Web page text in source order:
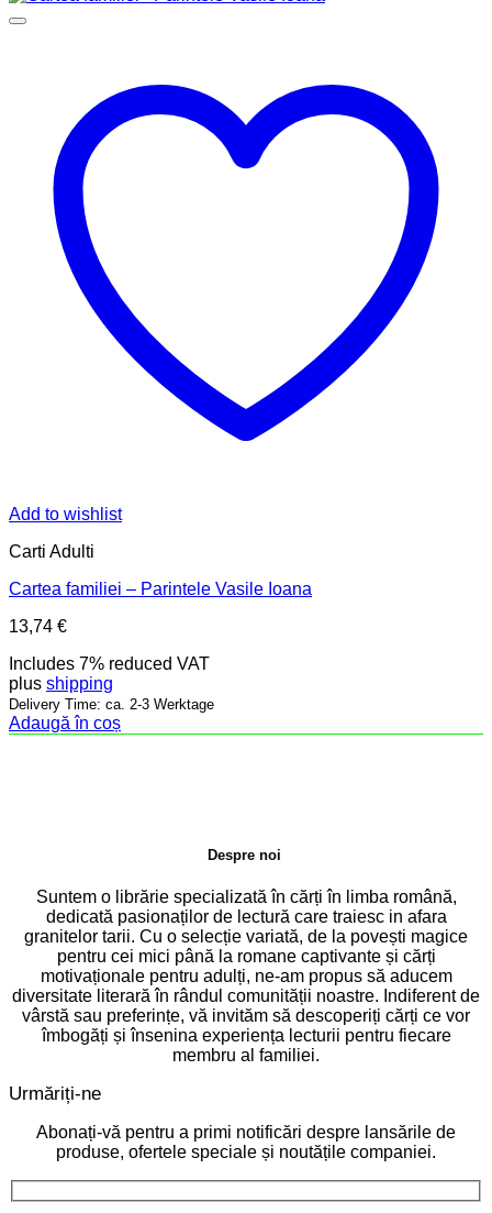
Add to wishlist
Carti Adulti
Cartea familiei – Parintele Vasile Ioana
13,74 €
Includes 7% reduced VAT
plus shipping
Delivery Time: ca. 2-3 Werktage
Adaugă în coș
Despre noi
Suntem o librărie specializată în cărți în limba română,
dedicată pasionaților de lectură care traiesc in afara
granitelor tarii. Cu o selecție variată, de la povești magice
pentru cei mici până la romane captivante și cărți
motivaționale pentru adulți, ne-am propus să aducem
diversitate literară în rândul comunității noastre. Indiferent de
vârstă sau preferințe, vă invităm să descoperiți cărți ce vor
îmbogăți și însenina experiența lecturii pentru fiecare
membru al familiei.
Urmăriți-ne
Abonați-vă pentru a primi notificări despre lansările de
produse, ofertele speciale și noutățile companiei.